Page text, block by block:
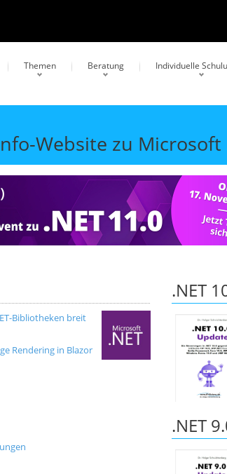
Themen Beratung Individuelle
Website zu Microsoft
Bibliotheken breit
Rendering in Blazor
.NET
.NET